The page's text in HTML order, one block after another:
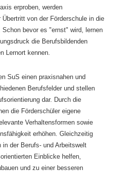
erproben, werden
von der Förderschule in die
bevor es "ernst" wird, lernen
die Berufsbildenden
Lernort kennen.
SuS einen praxisnahen und
Berufsfelder und stellen
dar. Durch die
die Förderschüler eigene
Verhaltensformen sowie
erhöhen. Gleichzeitig
in der Berufs- und Arbeitswelt
Einblicke helfen,
und zu einer besseren